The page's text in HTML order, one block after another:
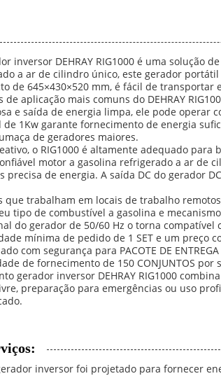
inversor DEHRAY RIG1000 é uma solução
a ar de cilindro único, este gerador
de 645×430×520 mm, é fácil de
de aplicação mais comuns do DEHRAY
e saída de energia limpa, ele pode operar
1Kw garante fornecimento de energia
de geradores maiores.
o RIG1000 é altamente adequado
motor a gasolina refrigerado a ar de
precisa de energia. A saída DC do gerador
que trabalham em locais de trabalho
tipo de combustível a gasolina e
do gerador de 50/60 Hz o torna
mínima de pedido de 1 SET e um preço
com segurança para PACOTE DE
de fornecimento de 150 CONJUNTOS
gerador inversor DEHRAY RIG1000
preparação para emergências ou uso
inversor foi projetado para fornecer